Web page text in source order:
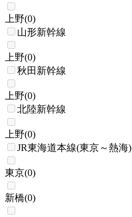
上野(0)
山形新幹線
上野(0)
秋田新幹線
上野(0)
北陸新幹線
上野(0)
JR東海道本線(東京～熱海)
東京(0)
新橋(0)